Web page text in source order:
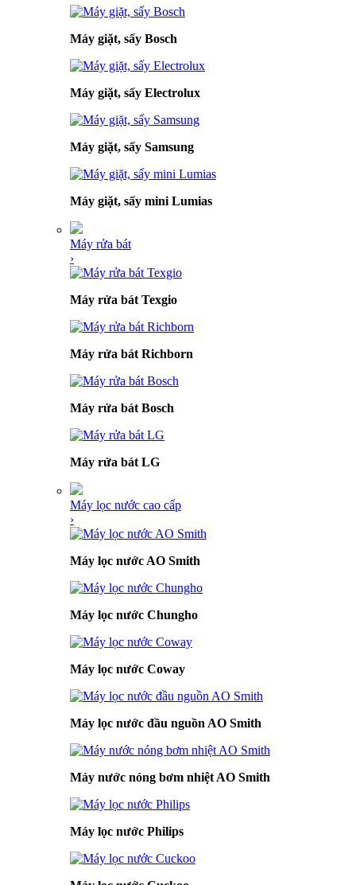
Máy giặt, sấy Bosch
Máy giặt, sấy Electrolux
Máy giặt, sấy Samsung
Máy giặt, sấy mini Lumias
Máy rửa bát
›
Máy rửa bát Texgio
Máy rửa bát Richborn
Máy rửa bát Bosch
Máy rửa bát LG
Máy lọc nước cao cấp
›
Máy lọc nước AO Smith
Máy lọc nước Chungho
Máy lọc nước Coway
Máy lọc nước đầu nguồn AO Smith
Máy nước nóng bơm nhiệt AO Smith
Máy lọc nước Philips